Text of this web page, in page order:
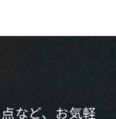
など、お気軽